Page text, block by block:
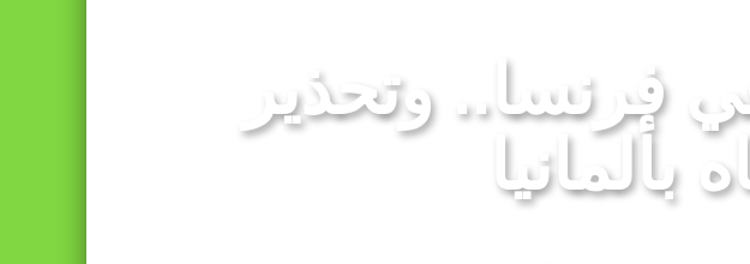
للسيدات يتأهل إلى ربع النهائي عقب تعادله أمام نظيره السنغالي (0-0)
المغرض للفضاء الرقمي وترويج معلومات مضللة (الناطق الرسمي باسم وزارة الداخلية)
فرنسا.. وتحذير